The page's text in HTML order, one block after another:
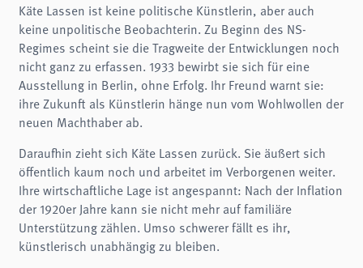
Käte Lassen ist keine politische Künstlerin, aber auch
keine unpolitische Beobachterin. Zu Beginn des NS-
Regimes scheint sie die Tragweite der Entwicklungen noch
nicht ganz zu erfassen. 1933 bewirbt sie sich für eine
Ausstellung in Berlin, ohne Erfolg. Ihr Freund warnt sie:
ihre Zukunft als Künstlerin hänge nun vom Wohlwollen der
neuen Machthaber ab.
Daraufhin zieht sich Käte Lassen zurück. Sie äußert sich
öffentlich kaum noch und arbeitet im Verborgenen weiter.
Ihre wirtschaftliche Lage ist angespannt: Nach der Inflation
der 1920er Jahre kann sie nicht mehr auf familiäre
Unterstützung zählen. Umso schwerer fällt es ihr,
künstlerisch unabhängig zu bleiben.